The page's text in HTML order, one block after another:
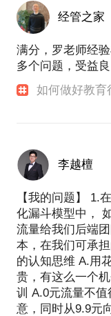
经管之家
满分，罗老师经
多个问题，受益
如何做好教育
李越檀
【我的问题】 1.
化漏斗模型中，
流量给我们后端
本，在我们可承
的认知思维 A.用
贵，有这么一个
训 A.0元流量不
意，同时从9.9元